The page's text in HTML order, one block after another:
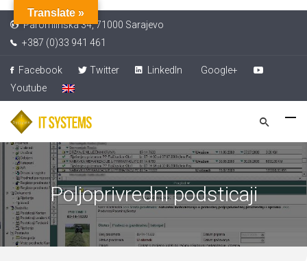
Paromlinska 34, 71000 Sarajevo
+387 (0)33 941 461
Facebook Twitter LinkedIn
Google+
Youtube
Poljoprivredni podsticaji
Translate »